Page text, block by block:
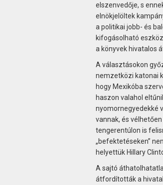
elszenvedője, s
elnökjelöltek
a politikai jobb- és
kifogásolható
a könyvek hivatalos
A választásokon
nemzetközi katonai
hogy Mexikóba
haszon valahol
nyomornegyedekké
vannak, és
tengerentúlon is
„befektetéseken”
helyettük Hillary
A sajtó
átfordították a